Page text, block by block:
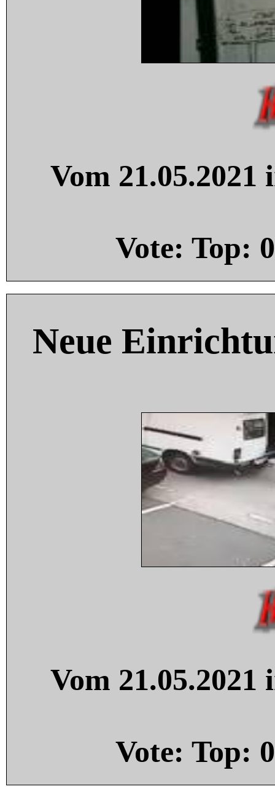
Vom
Vote: Top: 0
Neue
Vom
Vote: Top: 0